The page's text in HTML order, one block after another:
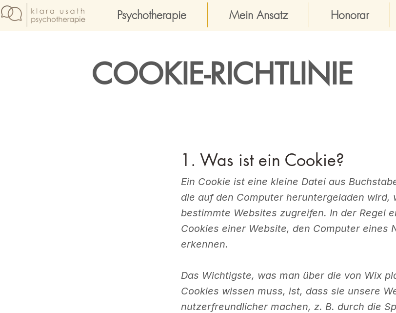
Psychotherapie Mein Ansatz Honorar
COOKIE-RICHTLINIE
1. Was ist ein Cookie?
Ein Cookie ist eine kleine Datei aus
die auf den Computer heruntergeladen wird,
bestimmte Websites zugreifen. In der Regel
Cookies einer Website, den Computer eines
erkennen.
Das Wichtigste, was man über die von Wix
Cookies wissen muss, ist, dass sie unsere
nutzerfreundlicher machen, z. B. durch die